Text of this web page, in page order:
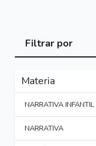
Filtrar por
Materia
NARRATIVA INFANTIL
NARRATIVA